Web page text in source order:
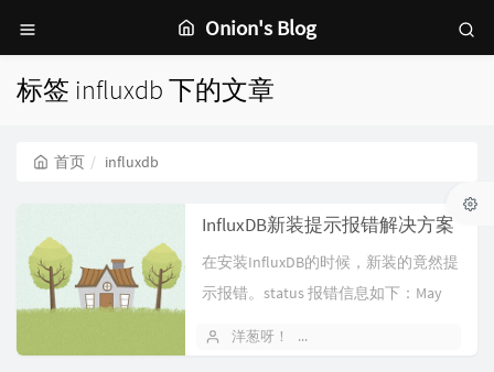
Onion's Blog
标签 influxdb 下的文章
首页 influxdb
InfluxDB新装提示报错解决方案
在安装InfluxDB的时候，新装的竟然提
示报错。status 报错信息如下：May
洋葱呀！